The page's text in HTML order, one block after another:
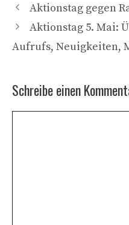
Aktionstag gegen
Aktionstag 5. Mai:
Aufrufs, Neuigkeiten,
Schreibe einen